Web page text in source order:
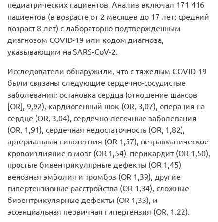
педиатрических пациентов. Анализ включал 171 416
пациентов (в возрасте от 2 месяцев до 17 лет; средний
возраст 8 лет) с лабораторно подтвержденным
диагнозом COVID-19 или кодом диагноза,
указывающим на SARS-CoV-2.
Исследователи обнаружили, что с тяжелым COVID-19
были связаны следующие сердечно-сосудистые
заболевания: остановка сердца (отношение шансов
[OR], 9,92), кардиогенный шок (OR, 3,07), операция на
сердце (OR, 3,04), сердечно-легочные заболевания
(OR, 1,91), сердечная недостаточность (OR, 1,82),
артериальная гипотензия (OR 1,57), нетравматическое
кровоизлияние в мозг (OR 1,54), перикардит (OR 1,50),
простые бивентрикулярные дефекты (OR 1,45),
венозная эмболия и тромбоз (OR 1,39), другие
гипертензивные расстройства (OR 1,34), сложные
бивентрикулярные дефекты (OR 1,33), и
эссенциальная первичная гипертензия (OR, 1.22).